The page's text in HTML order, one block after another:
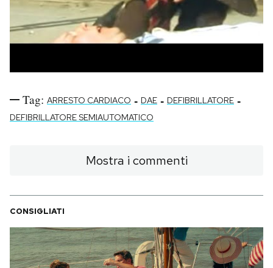
Tag: ARRESTO CARDIACO - DAE - DEFIBRILLATORE -
DEFIBRILLATORE SEMIAUTOMATICO
Mostra i commenti
CONSIGLIATI